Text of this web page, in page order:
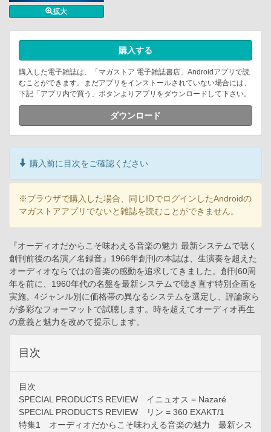
拡大
購入する
購入した電子雑誌は、「マガストア 電子雑誌書店」Androidアプリで読
むことができます。まだアプリをインストールされていない場合には、
下記「アプリ内で買う」ボタンよりアプリをダウンロードして下さい。
ダウンロード
購入前に目次をご確認ください
※ブラウザで購入した場合、同じIDでログインしたAndroidの
マガストアアプリでないと雑誌を読むことができません。
『オーディオだからこそ味わえる音楽の魅力 最新システムで聴く
創刊前後の名演／名録音』1966年創刊の本誌は、生演奏を超えた
オーディオならではの音楽の感動を追求してきました。創刊60周
年を前に、1960年代の名盤を最新システムで聴き直す特別企画を
実施。4ジャンル別に価格帯の異なるシステムを選定し、評論家ら
が多彩なフォーマットで試聴します。時を超えてオーディオ再生
の意義と魅力を改めて提示します。
目次
目次
SPECIAL PRODUCTS REVIEW イニュオス = Nazaré
SPECIAL PRODUCTS REVIEW リン = 360 EXAKT/1
特集1 オーディオだからこそ味わえる音楽の魅力 最新シス